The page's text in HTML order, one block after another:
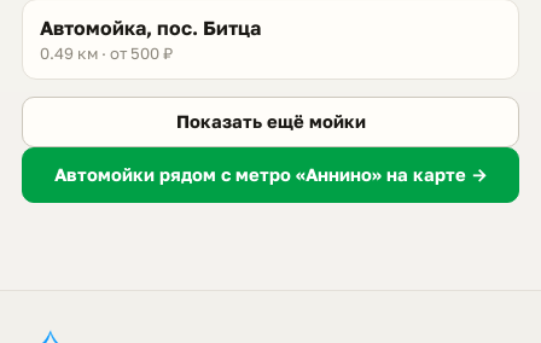
Автомойка, пос. Битца
0.49 км · от 500 ₽
Показать ещё мойки
Автомойки рядом с метро «Аннино» на карте →